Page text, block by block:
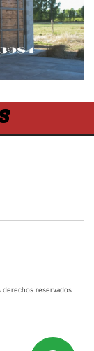
derechos reservados